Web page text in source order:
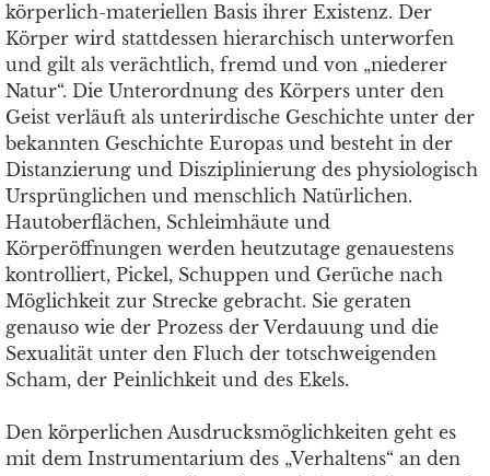
körperlich-materiellen Basis ihrer Existenz. Der
Körper wird stattdessen hierarchisch unterworfen
und gilt als verächtlich, fremd und von „niederer
Natur“. Die Unterordnung des Körpers unter den
Geist verläuft als unterirdische Geschichte unter der
bekannten Geschichte Europas und besteht in der
Distanzierung und Disziplinierung des physiologisch
Ursprünglichen und menschlich Natürlichen.
Hautoberflächen, Schleimhäute und
Körperöffnungen werden heutzutage genauestens
kontrolliert, Pickel, Schuppen und Gerüche nach
Möglichkeit zur Strecke gebracht. Sie geraten
genauso wie der Prozess der Verdauung und die
Sexualität unter den Fluch der totschweigenden
Scham, der Peinlichkeit und des Ekels.
Den körperlichen Ausdrucksmöglichkeiten geht es
mit dem Instrumentarium des „Verhaltens“ an den